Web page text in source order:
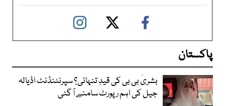
پاکستان
بشریٰ بی بی کی قیدِ تنہائی؟ سپرنٹنڈنٹ اڈیالہ
جیل کی اہم رپورٹ سامنے آ گئی